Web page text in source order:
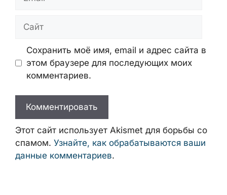
Сайт
Сохранить моё имя, email и адрес сайта в
этом браузере для последующих моих
комментариев.
Этот сайт использует Akismet для борьбы со
спамом. Узнайте, как обрабатываются ваши
данные комментариев.